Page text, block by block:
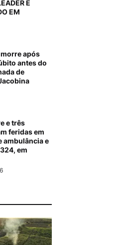
É
EM
após
antes do
de
e três
feridas em
ambulância e
em